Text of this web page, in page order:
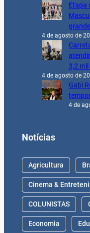
Etapa
4 de agosto de
3,2
4 de agosto de
Gabi
4 de
Notícias
Agricultura
Cinema &
COLUNISTAS
Economia